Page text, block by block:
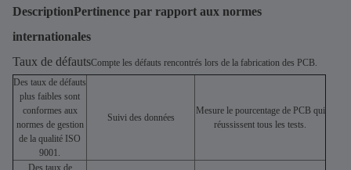
DescriptionPertinence par rapport aux normes
internationales
Taux de défautsCompte les défauts rencontrés lors de la fabrication des PCB.
Des taux de défauts
plus faibles sont
conformes aux
normes de gestion
de la qualité ISO
9001.
Suivi des données
Mesure le pourcentage de PCB qui
réussissent tous les tests.
Des taux de